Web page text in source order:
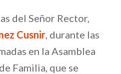
del Señor Rector,
Cusnir, durante las
en la Asamblea
Familia, que se